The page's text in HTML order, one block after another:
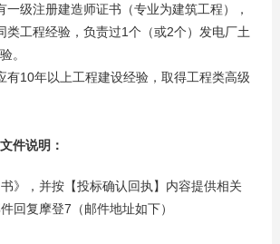
一级注册建造师证书（专业为建筑工程），
类工程经验，负责过1个（或2个）发电厂土
。
有10年以上工程建设经验，取得工程类高级
件说明：
》，并按【投标确认回执】内容提供相关
回复摩登7（邮件地址如下）